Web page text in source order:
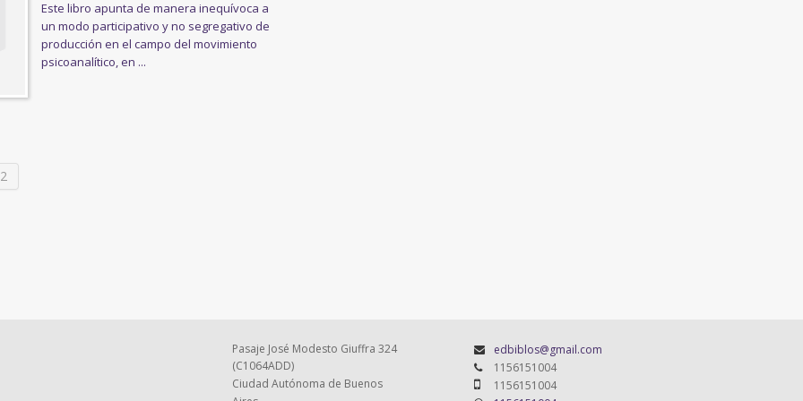
Este libro apunta de manera inequívoca a
un modo participativo y no segregativo de
producción en el campo del movimiento
psicoanalítico, en ...
2
Pasaje José Modesto Giuffra 324
(C1064ADD)
Ciudad Autónoma de Buenos
edbiblos@gmail.com
1156151004
1156151004